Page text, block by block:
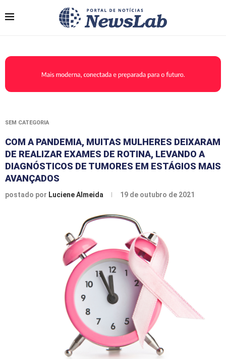
SEM CATEGORIA
COM A PANDEMIA, MUITAS MULHERES DEIXARAM
DE REALIZAR EXAMES DE ROTINA, LEVANDO A
DIAGNÓSTICOS DE TUMORES EM ESTÁGIOS MAIS
AVANÇADOS
postado por Luciene Almeida 19 de outubro de 2021